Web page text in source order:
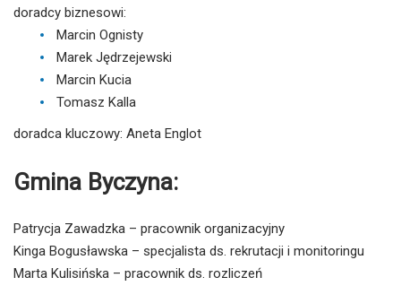
doradcy biznesowi:
Marcin Ognisty
Marek Jędrzejewski
Marcin Kucia
Tomasz Kalla
doradca kluczowy: Aneta Englot
Gmina Byczyna:
Patrycja Zawadzka – pracownik organizacyjny
Kinga Bogusławska – specjalista ds. rekrutacji i monitoringu
Marta Kulisińska – pracownik ds. rozliczeń